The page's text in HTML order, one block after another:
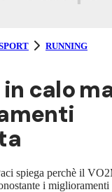
RUNNING
in calo
spiega perchè il
i miglioramenti